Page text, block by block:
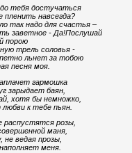
тебя достучаться
пленить навсегда?
так надо для счастья –
заветное - Да!Послушай
порою
трель соловья -
льнет за тобою
песня моя.
гармошка
зарыдает баян,
хотя бы немножко,
любви к тебе пьян.
распустятся розы,
маня,
не ведая прозы,
меня.